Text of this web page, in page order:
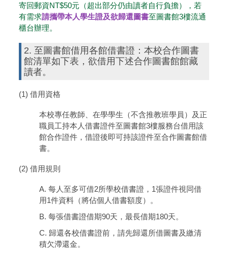
寄回郵資NT$50元（超出部分仍由讀者自行負擔），若
有需求請攜帶本人學生證及欲歸還圖書至圖書館3樓流通
櫃台辦理。
2. 至圖書館借用各館借書證：本校合作圖書
館清單如下表，欲借用下述合作圖書館館藏
讀者。
(1) 借用資格
本校專任教師、在學學生（不含推教班學員）及正
職員工持本人借書證件至圖書館3樓服務台借用該
館合作證件，借證後即可持該證件至合作圖書館借
書。
(2) 借用規則
A. 每人至多可借2所學校借書證，1張證件視同借
用1件資料（將佔個人借書額度）。
B. 每張借書證借期90天，最長借期180天。
C. 歸還各校借書證前，請先歸還所借圖書及繳清
積欠滯還金。